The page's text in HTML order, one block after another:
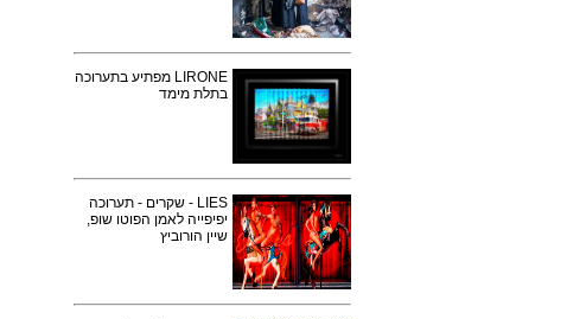
LIRONE מפתיע בתערוכה
בתלת מימד
LIES - שקרים - תערוכה
יפיפייה לאמן הפוטו שופ,
שיין הורוביץ